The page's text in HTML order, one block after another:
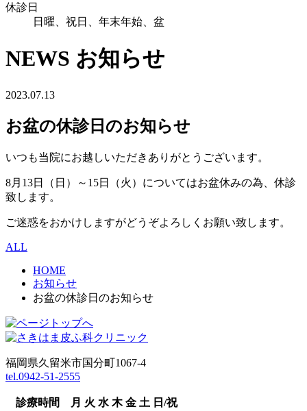
休診日
日曜、祝日、年末年始、盆
NEWS お知らせ
2023.07.13
お盆の休診日のお知らせ
いつも当院にお越しいただきありがとうございます。
8月13日（日）～15日（火）についてはお盆休みの為、休診
致します。
ご迷惑をおかけしますがどうぞよろしくお願い致します。
ALL
HOME
お知らせ
お盆の休診日のお知らせ
福岡県久留米市国分町1067-4
tel.0942-51-2555
診療時間 月 火 水 木 金 土 日/祝